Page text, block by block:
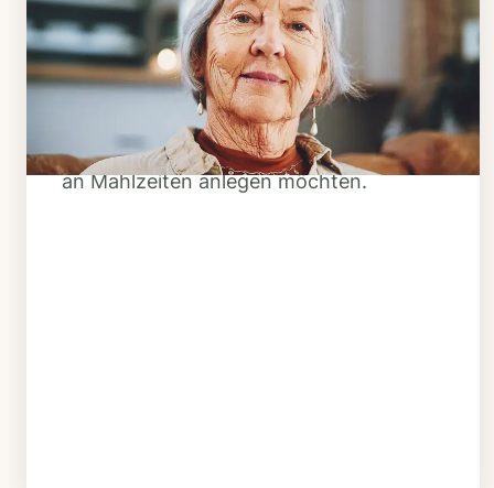
Klarheit schaffen
Überlegen Sie, ob Ihnen das Essen
täglich verzehrfertig geliefert werden
soll oder Sie sich einen Tiefkühl-Vorrat
an Mahlzeiten anlegen möchten.